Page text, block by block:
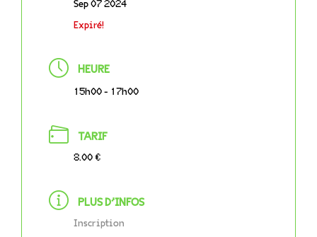
Sep 07 2024
Expiré!
HEURE
15h00 - 17h00
TARIF
8.00 €
PLUS D'INFOS
Inscription